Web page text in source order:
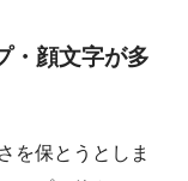
・顔文字が多
を保とうとしま